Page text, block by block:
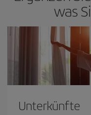
was
Unterkünfte